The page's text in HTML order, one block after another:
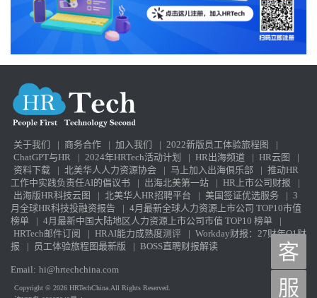
关于我们 | 商务合作 | 加入我们 | 2022新版员工体验旅程图
|
ChatGPT与HR
| 2024年HRTech活动计划 | HR出海频道 | HR云图
|
资料下载
| 北美华人人力资源协会 | 马上加入出海俱乐部 | 推动HR
工作中实践负责任AI的倡议书
| 出海北美第一站 | HR上市公司财报
|
出海版HR科技云图
| 北美华人HR招聘平台 | 美国签证优选服务 | 3
月全球HR科技投融资报告
| 4月最新全球人力资源上市公司 TOP10市值
榜单
| 4月最新中国大陆地区人力资源上市公司市值 TOP10 榜单
|
HRTech邮件订阅
| HRAI能力成熟度测评 | Workday财报：27财年Q1财
报
| 员工体验旅程图最新版 | BOSS直聘财报解读
Email: hi@hrtechchina.com
Copyright © 2026 HRTechChina.All Rights Reserved.
客
服